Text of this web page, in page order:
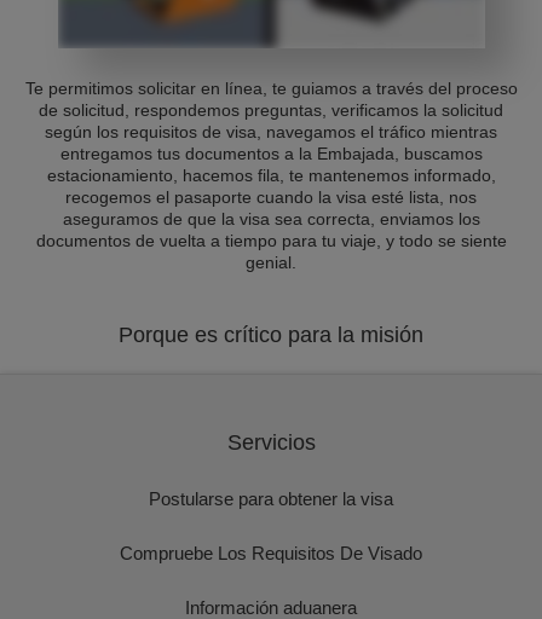
Te permitimos solicitar en línea, te guiamos a través del proceso
de solicitud, respondemos preguntas, verificamos la solicitud
según los requisitos de visa, navegamos el tráfico mientras
entregamos tus documentos a la Embajada, buscamos
estacionamiento, hacemos fila, te mantenemos informado,
recogemos el pasaporte cuando la visa esté lista, nos
aseguramos de que la visa sea correcta, enviamos los
documentos de vuelta a tiempo para tu viaje, y todo se siente
genial.
Porque es crítico para la misión
Servicios
Postularse para obtener la visa
Compruebe Los Requisitos De Visado
Información aduanera